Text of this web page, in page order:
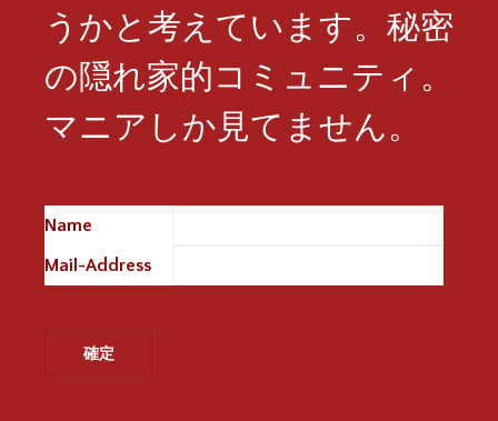
うかと考えています。秘密
の隠れ家的コミュニティ。
マニアしか見てません。
Name
Mail-Address